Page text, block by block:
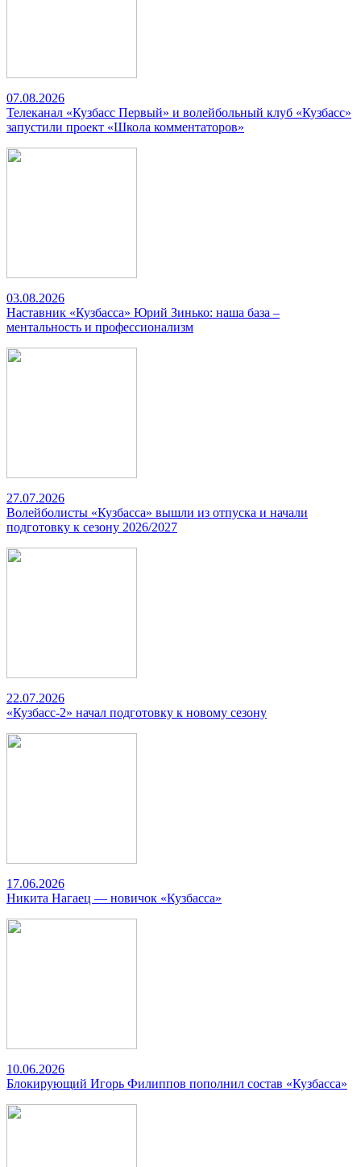
07.08.2026
Телеканал «Кузбасс Первый» и волейбольный клуб «Кузбасс»
запустили проект «Школа комментаторов»
03.08.2026
Наставник «Кузбасса» Юрий Зинько: наша база –
ментальность и профессионализм
27.07.2026
Волейболисты «Кузбасса» вышли из отпуска и начали
подготовку к сезону 2026/2027
22.07.2026
«Кузбасс-2» начал подготовку к новому сезону
17.06.2026
Никита Нагаец — новичок «Кузбасса»
10.06.2026
Блокирующий Игорь Филиппов пополнил состав «Кузбасса»